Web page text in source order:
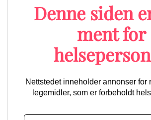
Lengre ventet godkjenning: Nå kan
Retsevmo brukes til behandling av tre
registerdata
Telisotuzumab vedotin viser lovende
mot c-MET-overuttrykkende NSCLC
Enhertu ved metastatisk NSCLC
Denne siden
ment for
Nettstedet inneholder annonser for
legemidler, som er forbeholdt